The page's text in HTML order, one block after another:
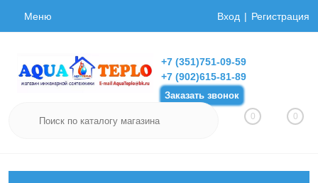
Меню Вход Регистрация
+7 (351)751-09-59
+7 (902)615-81-89
Заказать звонок
0 0